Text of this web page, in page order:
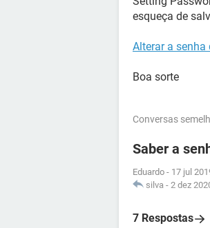
esqueça de
Alterar a senha
Boa sorte
Conversas
Saber a
Eduardo - 17 jul
silva - 2 dez
7 Respostas